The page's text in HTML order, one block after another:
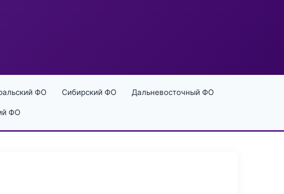
ФО Сибирский ФО Дальневосточный ФО
ФО